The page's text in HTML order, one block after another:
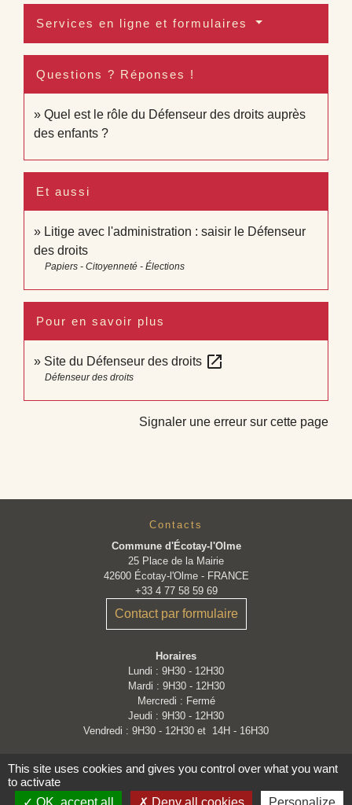
Services en ligne et formulaires
Questions ? Réponses !
Quel est le rôle du Défenseur des droits auprès
des enfants ?
Et aussi
Litige avec l'administration : saisir le Défenseur
des droits
Papiers - Citoyenneté - Élections
Pour en savoir plus
Site du Défenseur des droits open_in_new
Défenseur des droits
Signaler une erreur sur cette page
Contacts
Commune d'Écotay-l'Olme
25 Place de la Mairie
42600 Écotay-l'Olme - FRANCE
+33 4 77 58 59 69
Contact par formulaire
Horaires
Lundi : 9H30 - 12H30
Mardi : 9H30 - 12H30
Mercredi : Fermé
Jeudi : 9H30 - 12H30
Vendredi : 9H30 - 12H30 et 14H - 16H30
This site uses cookies and gives you control over what you want
to activate
OK, accept all
Deny all cookies Personalize